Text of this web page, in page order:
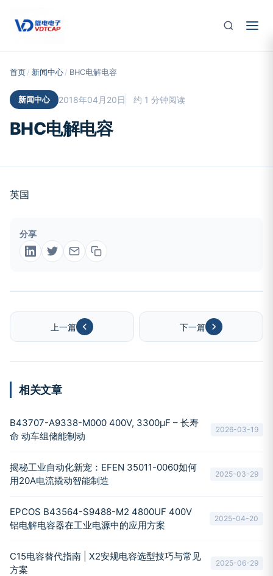
首页 / 新闻中心 / BHC电解电容
新闻中心 2018年04月20日 约 1 分钟阅读
BHC电解电容
英国
分享
上一篇 下一篇
相关文章
B43707-A9338-M000 400V, 3300µF – 长寿
命 动车组储能制动
2026-03-19
揭秘工业自动化新宠：EFEN 35011-0060如何
用20A电流撬动智能制造
2025-03-29
EPCOS B43564-S9488-M2 4800UF 400V
铝电解电容器在工业电源中的应用方案
2025-04-20
C15电容替代指南 | X2安规电容选型技巧与常见
方案
2025-06-29